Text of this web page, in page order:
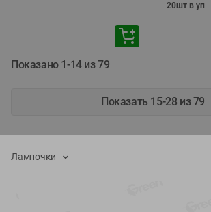
20шт в уп
Показано 1-14 из 79
Показать 15-28 из 79
Лампочки